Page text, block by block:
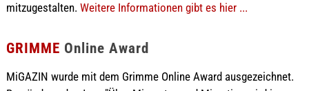
mitzugestalten. Weitere Informationen gibt es hier ...
GRIMME Online Award
MiGAZIN wurde mit dem Grimme Online Award ausgezeichnet.